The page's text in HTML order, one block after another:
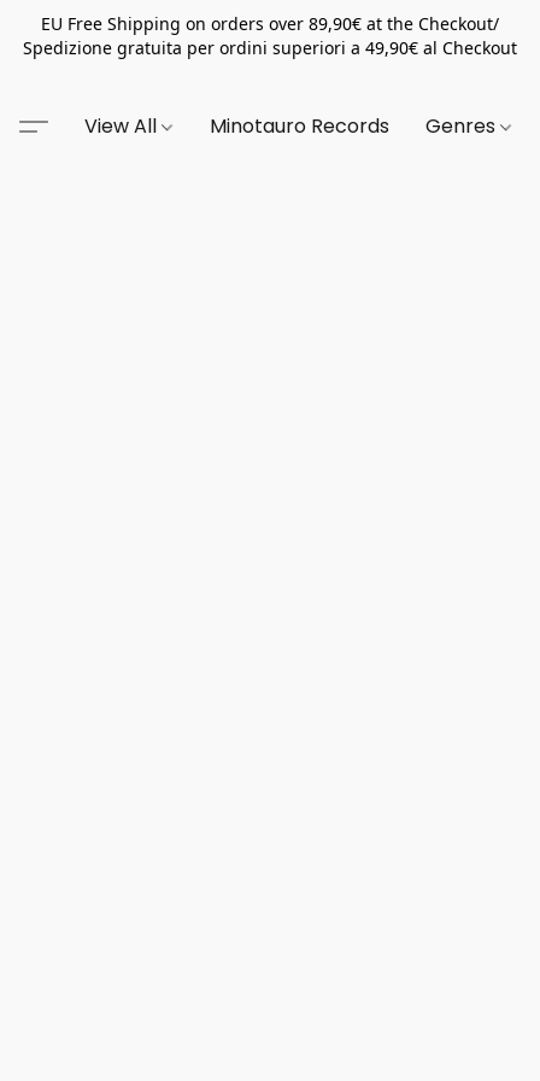
EU Free Shipping on orders over 89,90€ at the Checkout/
Spedizione gratuita per ordini superiori a 49,90€ al Checkout
View All Minotauro Records Genres